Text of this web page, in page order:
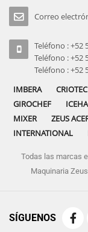
Correo
Teléfono : +52
Teléfono : +52
Teléfono : +52
IMBERA
CRIOTEC
GIROCHEF
MIXER
ZEUS
INTERNATIONAL
Todas las marcas
Maquinaria
SÍGUENOS